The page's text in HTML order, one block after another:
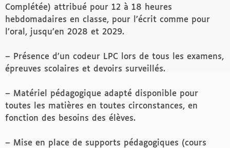
Complétée) attribué pour 12 à 18 heures
hebdomadaires en classe, pour l’écrit comme pour
l’oral, jusqu’en 2028 et 2029.
– Présence d’un codeur LPC lors de tous les examens,
épreuves scolaires et devoirs surveillés.
– Matériel pédagogique adapté disponible pour
toutes les matières en toutes circonstances, en
fonction des besoins des élèves.
– Mise en place de supports pédagogiques (cours